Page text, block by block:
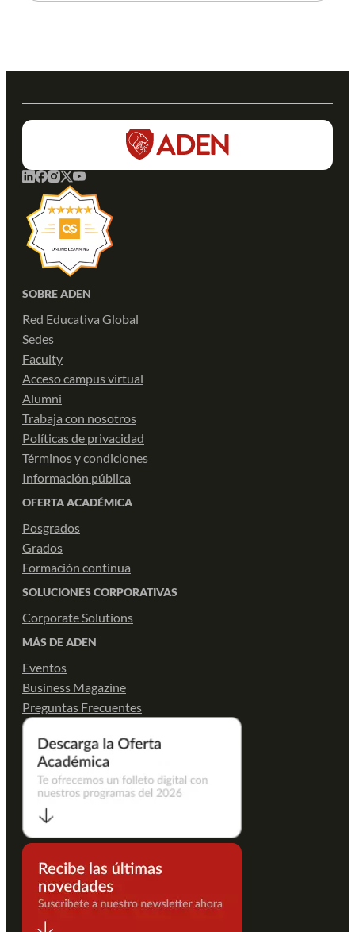
SOBRE ADEN
Red Educativa Global
Sedes
Faculty
Acceso campus virtual
Alumni
Trabaja con nosotros
Políticas de privacidad
Términos y condiciones
Información pública
OFERTA ACADÉMICA
Posgrados
Grados
Formación continua
SOLUCIONES CORPORATIVAS
Corporate Solutions
MÁS DE ADEN
Eventos
Business Magazine
Preguntas Frecuentes